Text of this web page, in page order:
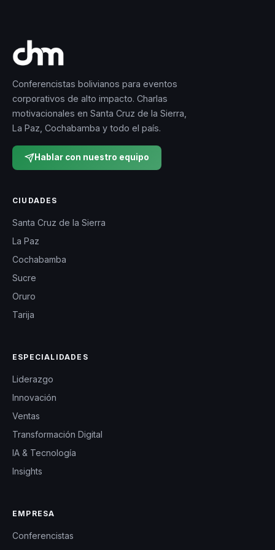
Conferencistas bolivianos para eventos
corporativos de alto impacto. Charlas
motivacionales en Santa Cruz de la Sierra,
La Paz, Cochabamba y todo el país.
Hablar con nuestro equipo
CIUDADES
Santa Cruz de la Sierra
La Paz
Cochabamba
Sucre
Oruro
Tarija
ESPECIALIDADES
Liderazgo
Innovación
Ventas
Transformación Digital
IA & Tecnología
Insights
EMPRESA
Conferencistas